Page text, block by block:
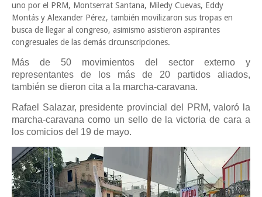
uno por el PRM, Montserrat Santana, Miledy Cuevas, Eddy
Montás y Alexander Pérez, también movilizaron sus tropas en
busca de llegar al congreso, asimismo asistieron aspirantes
congresuales de las demás circunscripciones.
Más de 50 movimientos del sector externo y
representantes de los más de 20 partidos aliados,
también se dieron cita a la marcha-caravana.
Rafael Salazar, presidente provincial del PRM, valoró la
marcha-caravana como un sello de la victoria de cara a
los comicios del 19 de mayo.